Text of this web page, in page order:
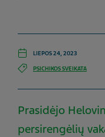
LIEPOS 24, 2023
PSICHIKOS SVEIKATA
Prasidėjo
persirengėlių